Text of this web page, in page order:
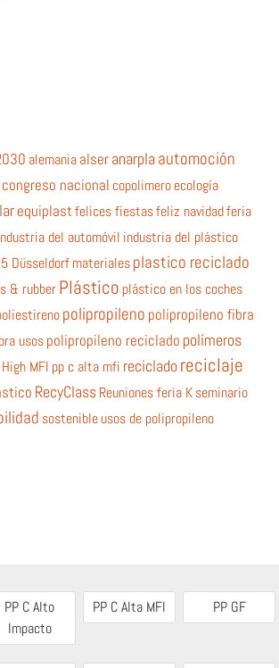
alemania alser anarpla automoción
congreso nacional copolimero ecología
equiplastfelices fiestasfeliz navidadferia
del automóvil industria del plástico
Düsseldorf materiales plastico reciclado
& rubberPlástico plástico en los coches
polipropileno polipropileno fibra
usos polipropileno reciclado polímeros
MFI pp c alta mfi reciclado reciclaje
RecyClass Reuniones feria K seminario
sostenible usos de polipropileno
PP C Alto
Impacto
PP C Alta MFI PP GF